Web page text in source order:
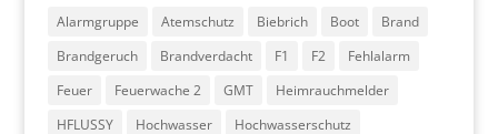
Alarmgruppe Atemschutz Biebrich Boot
Brand
Brandgeruch
Brandverdacht F1 F2
Fehlalarm
Feuer
Feuerwache 2 GMT
Heimrauchmelder
HFLUSSY
Hochwasser
Hochwasserschutz